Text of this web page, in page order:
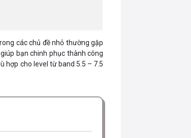
các chủ đề nhỏ thường gặp
giúp bạn chinh phục thành công
hợp cho level từ band 5.5 – 7.5